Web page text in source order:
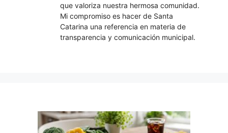
que valoriza nuestra hermosa comunidad.
Mi compromiso es hacer de Santa
Catarina una referencia en materia de
transparencia y comunicación municipal.